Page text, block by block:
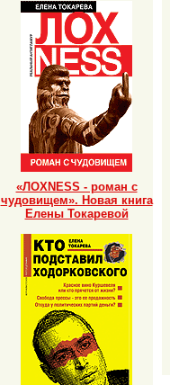
«ЛОХNESS - роман с
чудовищем». Новая книга
Елены Токаревой